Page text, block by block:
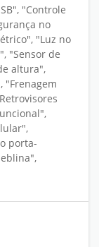
"Controle
no
"Luz no
"Sensor de
altura",
"Frenagem
porta-